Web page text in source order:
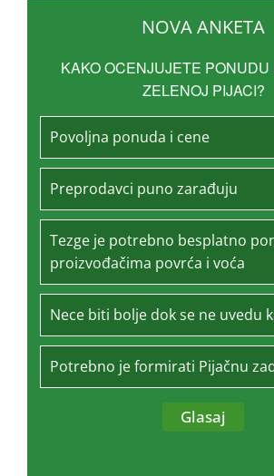
NOVA ANKETA
KAKO OCENJUJETE
ZELENOJ PIJACI?
Povoljna ponuda i cene
Preprodavci puno zarađuju
Tezge je potrebno besplatno
proizvođačima povrća i voća
Nece biti bolje dok se ne uvedu
Potrebno je formirati Pijačnu